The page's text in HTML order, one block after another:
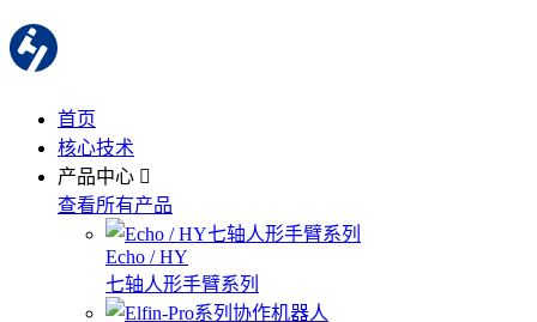
首页
核心技术
产品中心
查看所有产品
Echo / HY
七轴人形手臂系列